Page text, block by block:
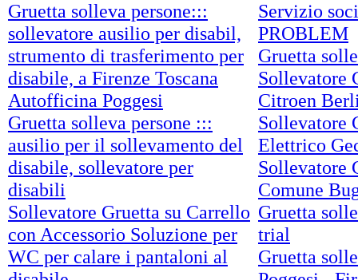
Gruetta solleva persone:::
sollevatore ausilio per disabil,
strumento di trasferimento per
disabile, a Firenze Toscana
Autofficina Poggesi
Gruetta solleva persone :::
ausilio per il sollevamento del
disabile, sollevatore per
disabili
Sollevatore Gruetta su Carrello
con Accessorio Soluzione per
WC per calare i pantaloni al
Servizio
PROBLEM
Gruetta
Sollevatore
Citroen
Sollevatore
Elettrico
Sollevatore
Comune
Gruetta
trial
Gruetta